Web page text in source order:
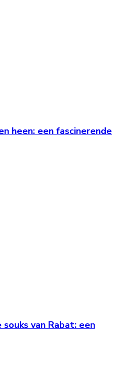
heen: een fascinerende
van Rabat: een